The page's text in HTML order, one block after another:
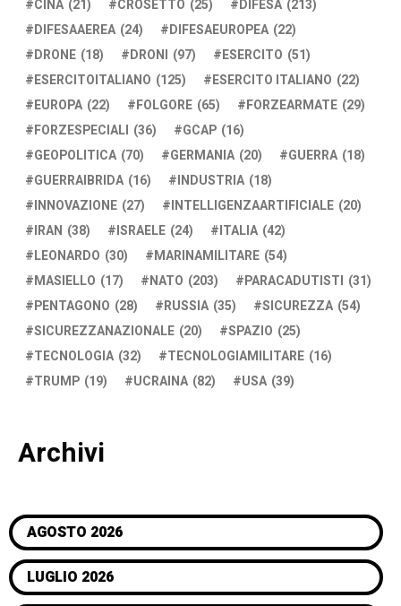
CINA (21) CROSETTO (25) DIFESA (213)
DIFESAAEREA (24) DIFESAEUROPEA (22)
DRONE (18) DRONI (97) ESERCITO (51)
ESERCITOITALIANO (125) ESERCITO ITALIANO (22)
EUROPA (22) FOLGORE (65) FORZEARMATE (29)
FORZESPECIALI (36) GCAP (16)
GEOPOLITICA (70) GERMANIA (20) GUERRA (18)
GUERRAIBRIDA (16) INDUSTRIA (18)
INNOVAZIONE (27) INTELLIGENZAARTIFICIALE (20)
IRAN (38) ISRAELE (24) ITALIA (42)
LEONARDO (30) MARINAMILITARE (54)
MASIELLO (17) NATO (203) PARACADUTISTI (31)
PENTAGONO (28) RUSSIA (35) SICUREZZA (54)
SICUREZZANAZIONALE (20) SPAZIO (25)
TECNOLOGIA (32) TECNOLOGIAMILITARE (16)
TRUMP (19) UCRAINA (82) USA (39)
Archivi
AGOSTO 2026
LUGLIO 2026